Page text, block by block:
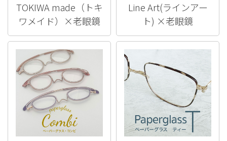
TOKIWA made（トキ
ワメイド）×老眼鏡
Line Art(ラインアー
ト) ×老眼鏡